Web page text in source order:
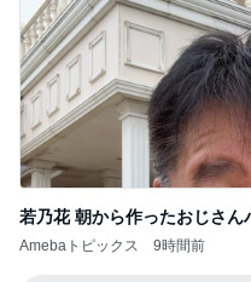
若乃花 朝から作ったおじさん
Amebaトピックス 9時間前